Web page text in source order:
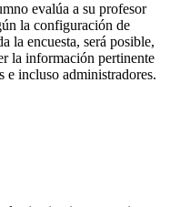
evalúa a su profesor
la configuración de
la encuesta, será posible,
la información pertinente
e incluso administradores.